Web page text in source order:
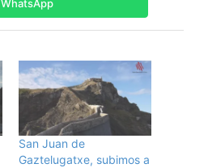
WhatsApp
San Juan de
Gaztelugatxe, subimos a